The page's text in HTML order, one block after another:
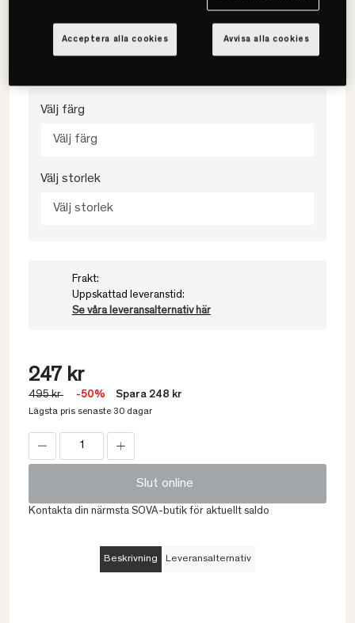
Lexington
Flowers Cotton Sateen Örngott
Välj färg
Välj färg
Välj storlek
Välj storlek
Frakt:
Uppskattad leveranstid:
Se våra leveransalternativ här
247 kr
495 kr -50% Spara 248 kr
Lägsta pris senaste 30 dagar
Slut online
Kontakta din närmsta SOVA-butik för aktuellt saldo
Beskrivning Leveransalternativ
Avvisa alla cookies
Acceptera alla cookies